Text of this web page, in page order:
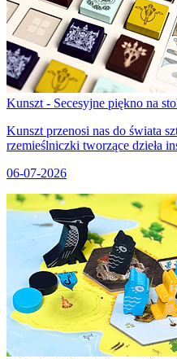
Kunszt - Secesyjne piękno na
Kunszt przenosi nas do świata
rzemieślniczki tworzące dzieła
06-07-2026